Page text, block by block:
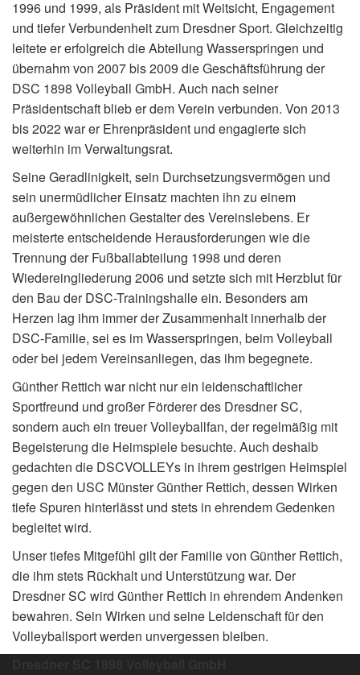
1996 und 1999, als Präsident mit Weitsicht, Engagement
und tiefer Verbundenheit zum Dresdner Sport. Gleichzeitig
leitete er erfolgreich die Abteilung Wasserspringen und
übernahm von 2007 bis 2009 die Geschäftsführung der
DSC 1898 Volleyball GmbH. Auch nach seiner
Präsidentschaft blieb er dem Verein verbunden. Von 2013
bis 2022 war er Ehrenpräsident und engagierte sich
weiterhin im Verwaltungsrat.
Seine Geradlinigkeit, sein Durchsetzungsvermögen und
sein unermüdlicher Einsatz machten ihn zu einem
außergewöhnlichen Gestalter des Vereinslebens. Er
meisterte entscheidende Herausforderungen wie die
Trennung der Fußballabteilung 1998 und deren
Wiedereingliederung 2006 und setzte sich mit Herzblut für
den Bau der DSC-Trainingshalle ein. Besonders am
Herzen lag ihm immer der Zusammenhalt innerhalb der
DSC-Familie, sei es im Wasserspringen, beim Volleyball
oder bei jedem Vereinsanliegen, das ihm begegnete.
Günther Rettich war nicht nur ein leidenschaftlicher
Sportfreund und großer Förderer des Dresdner SC,
sondern auch ein treuer Volleyballfan, der regelmäßig mit
Begeisterung die Heimspiele besuchte. Auch deshalb
gedachten die DSCVOLLEYs in ihrem gestrigen Heimspiel
gegen den USC Münster Günther Rettich, dessen Wirken
tiefe Spuren hinterlässt und stets in ehrendem Gedenken
begleitet wird.
Unser tiefes Mitgefühl gilt der Familie von Günther Rettich,
die ihm stets Rückhalt und Unterstützung war. Der
Dresdner SC wird Günther Rettich in ehrendem Andenken
bewahren. Sein Wirken und seine Leidenschaft für den
Volleyballsport werden unvergessen bleiben.